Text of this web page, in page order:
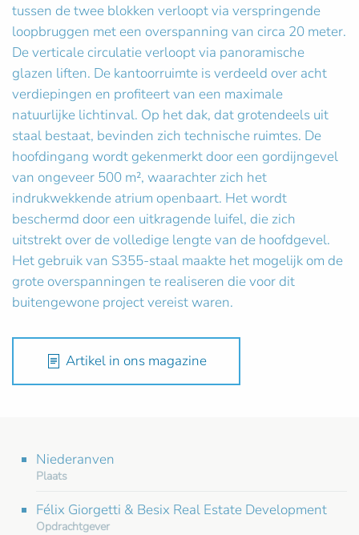
tussen de twee blokken verloopt via verspringende
loopbruggen met een overspanning van circa 20 meter.
De verticale circulatie verloopt via panoramische
glazen liften. De kantoorruimte is verdeeld over acht
verdiepingen en profiteert van een maximale
natuurlijke lichtinval. Op het dak, dat grotendeels uit
staal bestaat, bevinden zich technische ruimtes. De
hoofdingang wordt gekenmerkt door een gordijngevel
van ongeveer 500 m², waarachter zich het
indrukwekkende atrium openbaart. Het wordt
beschermd door een uitkragende luifel, die zich
uitstrekt over de volledige lengte van de hoofdgevel.
Het gebruik van S355-staal maakte het mogelijk om de
grote overspanningen te realiseren die voor dit
buitengewone project vereist waren.
Artikel in ons magazine
Niederanven
Plaats
Félix Giorgetti & Besix Real Estate Development
Opdrachtgever